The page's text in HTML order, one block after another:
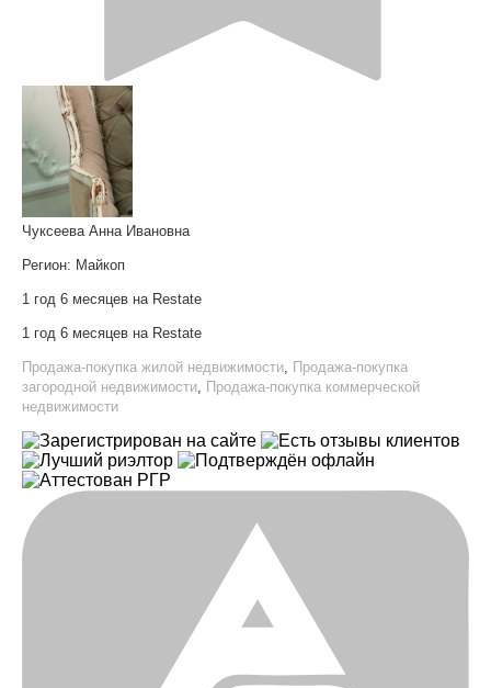
Чуксеева Анна Ивановна
Регион: Майкоп
1 год 6 месяцев на Restate
1 год 6 месяцев на Restate
Продажа-покупка жилой недвижимости, Продажа-покупка
загородной недвижимости, Продажа-покупка коммерческой
недвижимости